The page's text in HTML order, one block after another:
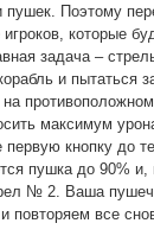
пушек. Поэтому
которые
задача –
и пытаться
максимум
первую кнопку до
пушка до 90% и,
№ 2. Ваша
повторяем все